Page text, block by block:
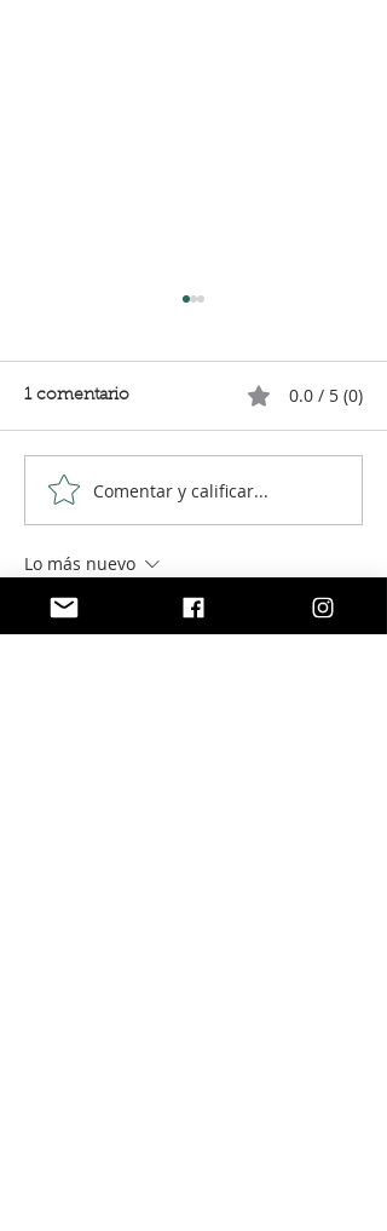
Lentejas con chorizo en
Chup
1 comentario 0.0 / 5 (0)
Comentar y calificar...
Lo más nuevo
maribelfabregama